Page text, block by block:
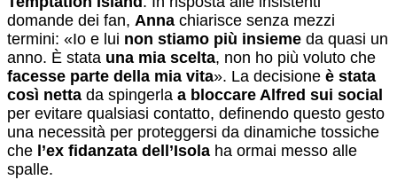
domande dei fan, Anna chiarisce senza mezzi
termini: «Io e lui non stiamo più insieme da quasi un
anno. È stata una mia scelta, non ho più voluto che
facesse parte della mia vita». La decisione è stata
così netta da spingerla a bloccare Alfred sui social
per evitare qualsiasi contatto, definendo questo gesto
una necessità per proteggersi da dinamiche tossiche
che l’ex fidanzata dell’Isola ha ormai messo alle
spalle.